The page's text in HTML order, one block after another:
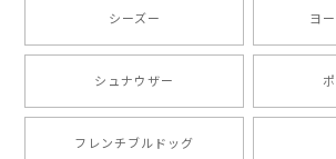
シーズー ヨ
シュナウザー
フレンチブルドッグ